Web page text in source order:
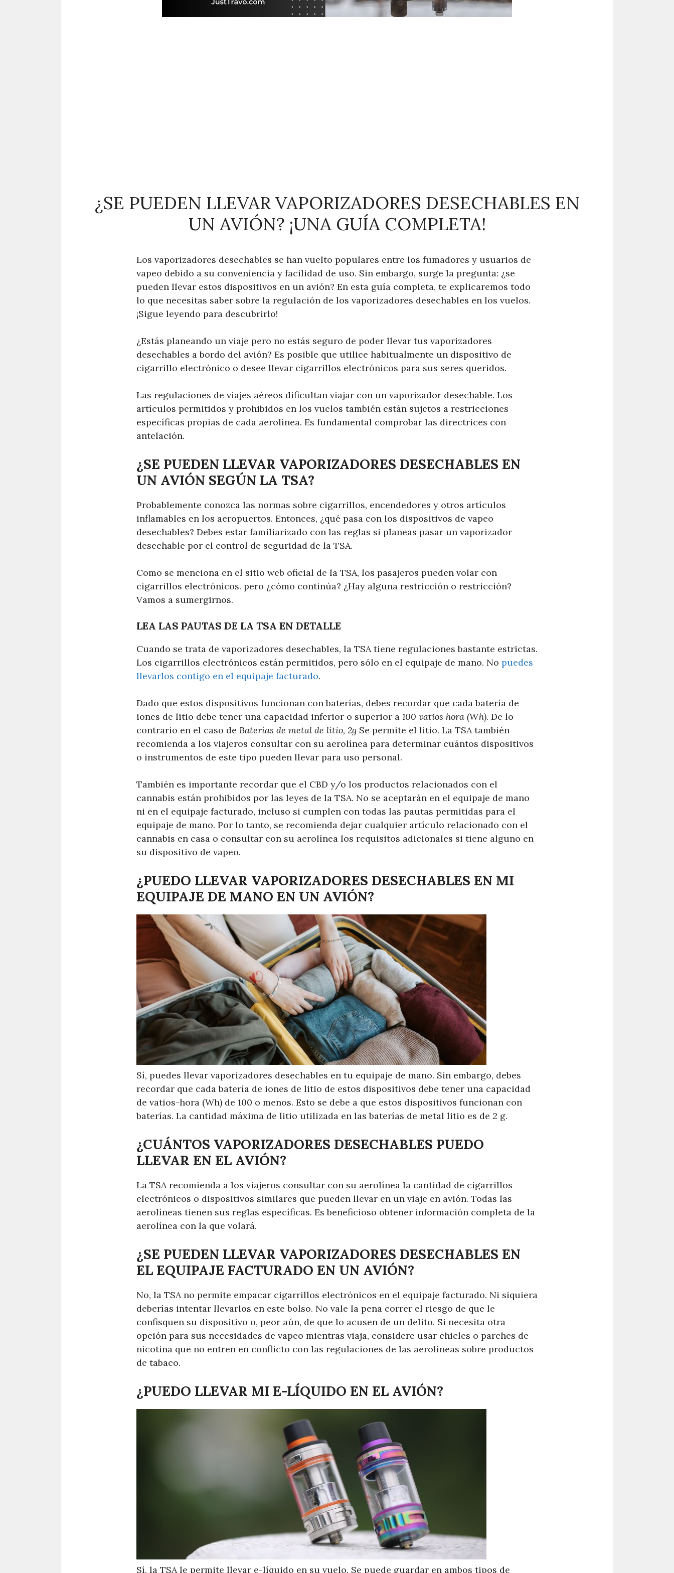
¿SE PUEDEN LLEVAR VAPORIZADORES DESECHABLES EN
UN AVIÓN? ¡UNA GUÍA COMPLETA!
Los vaporizadores desechables se han vuelto populares entre los fumadores y usuarios de
vapeo debido a su conveniencia y facilidad de uso. Sin embargo, surge la pregunta: ¿se
pueden llevar estos dispositivos en un avión? En esta guía completa, te explicaremos todo
lo que necesitas saber sobre la regulación de los vaporizadores desechables en los vuelos.
¡Sigue leyendo para descubrirlo!
¿Estás planeando un viaje pero no estás seguro de poder llevar tus vaporizadores
desechables a bordo del avión? Es posible que utilice habitualmente un dispositivo de
cigarrillo electrónico o desee llevar cigarrillos electrónicos para sus seres queridos.
Las regulaciones de viajes aéreos dificultan viajar con un vaporizador desechable. Los
artículos permitidos y prohibidos en los vuelos también están sujetos a restricciones
específicas propias de cada aerolínea. Es fundamental comprobar las directrices con
antelación.
¿SE PUEDEN LLEVAR VAPORIZADORES DESECHABLES EN
UN AVIÓN SEGÚN LA TSA?
Probablemente conozca las normas sobre cigarrillos, encendedores y otros artículos
inflamables en los aeropuertos. Entonces, ¿qué pasa con los dispositivos de vapeo
desechables? Debes estar familiarizado con las reglas si planeas pasar un vaporizador
desechable por el control de seguridad de la TSA.
Como se menciona en el sitio web oficial de la TSA, los pasajeros pueden volar con
cigarrillos electrónicos. pero ¿cómo continúa? ¿Hay alguna restricción o restricción?
Vamos a sumergirnos.
LEA LAS PAUTAS DE LA TSA EN DETALLE
Cuando se trata de vaporizadores desechables, la TSA tiene regulaciones bastante estrictas.
Los cigarrillos electrónicos están permitidos, pero sólo en el equipaje de mano. No puedes
llevarlos contigo en el equipaje facturado.
Dado que estos dispositivos funcionan con baterías, debes recordar que cada batería de
iones de litio debe tener una capacidad inferior o superior a 100 vatios hora (Wh). De lo
contrario en el caso de Baterías de metal de litio, 2g Se permite el litio. La TSA también
recomienda a los viajeros consultar con su aerolínea para determinar cuántos dispositivos
o instrumentos de este tipo pueden llevar para uso personal.
También es importante recordar que el CBD y/o los productos relacionados con el
cannabis están prohibidos por las leyes de la TSA. No se aceptarán en el equipaje de mano
ni en el equipaje facturado, incluso si cumplen con todas las pautas permitidas para el
equipaje de mano. Por lo tanto, se recomienda dejar cualquier artículo relacionado con el
cannabis en casa o consultar con su aerolínea los requisitos adicionales si tiene alguno en
su dispositivo de vapeo.
¿PUEDO LLEVAR VAPORIZADORES DESECHABLES EN MI
EQUIPAJE DE MANO EN UN AVIÓN?
Sí, puedes llevar vaporizadores desechables en tu equipaje de mano. Sin embargo, debes
recordar que cada batería de iones de litio de estos dispositivos debe tener una capacidad
de vatios-hora (Wh) de 100 o menos. Esto se debe a que estos dispositivos funcionan con
baterías. La cantidad máxima de litio utilizada en las baterías de metal litio es de 2 g.
¿CUÁNTOS VAPORIZADORES DESECHABLES PUEDO
LLEVAR EN EL AVIÓN?
La TSA recomienda a los viajeros consultar con su aerolínea la cantidad de cigarrillos
electrónicos o dispositivos similares que pueden llevar en un viaje en avión. Todas las
aerolíneas tienen sus reglas específicas. Es beneficioso obtener información completa de la
aerolínea con la que volará.
¿SE PUEDEN LLEVAR VAPORIZADORES DESECHABLES EN
EL EQUIPAJE FACTURADO EN UN AVIÓN?
No, la TSA no permite empacar cigarrillos electrónicos en el equipaje facturado. Ni siquiera
deberías intentar llevarlos en este bolso. No vale la pena correr el riesgo de que le
confisquen su dispositivo o, peor aún, de que lo acusen de un delito. Si necesita otra
opción para sus necesidades de vapeo mientras viaja, considere usar chicles o parches de
nicotina que no entren en conflicto con las regulaciones de las aerolíneas sobre productos
de tabaco.
¿PUEDO LLEVAR MI E-LÍQUIDO EN EL AVIÓN?
Sí, la TSA le permite llevar e-líquido en su vuelo. Se puede guardar en ambos tipos de